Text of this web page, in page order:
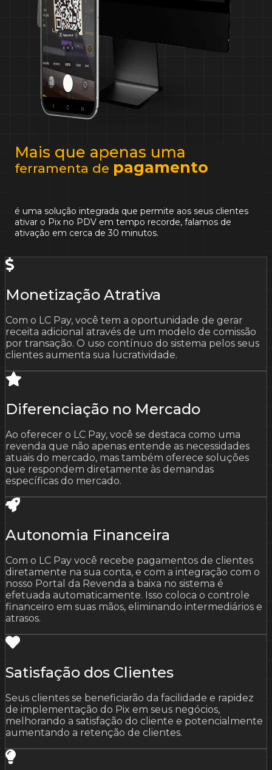
Mais que apenas uma
ferramenta de pagamento
é uma solução integrada que permite aos seus clientes
ativar o Pix no PDV em tempo recorde, falamos de
ativação em cerca de 30 minutos.
Monetização Atrativa
Com o LC Pay, você tem a oportunidade de gerar
receita adicional através de um modelo de comissão
por transação. O uso contínuo do sistema pelos seus
clientes aumenta sua lucratividade.
Diferenciação no Mercado
Ao oferecer o LC Pay, você se destaca como uma
revenda que não apenas entende as necessidades
atuais do mercado, mas também oferece soluções
que respondem diretamente às demandas
específicas do mercado.
Autonomia Financeira
Com o LC Pay você recebe pagamentos de clientes
diretamente na sua conta, e com a integração com o
nosso Portal da Revenda a baixa no sistema é
efetuada automaticamente. Isso coloca o controle
financeiro em suas mãos, eliminando intermediários e
atrasos.
Satisfação dos Clientes
Seus clientes se beneficiarão da facilidade e rapidez
de implementação do Pix em seus negócios,
melhorando a satisfação do cliente e potencialmente
aumentando a retenção de clientes.